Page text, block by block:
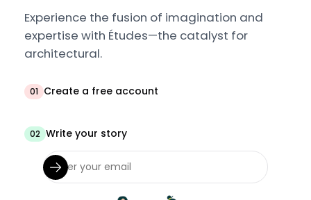
Experience the fusion of imagination and
expertise with Études—the catalyst for
architectural.
01 Create a free account
02 Write your story